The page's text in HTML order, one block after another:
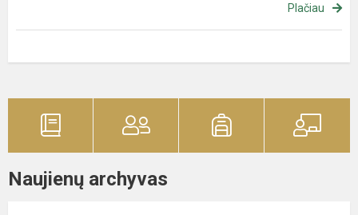
Plačiau
Naujienų archyvas